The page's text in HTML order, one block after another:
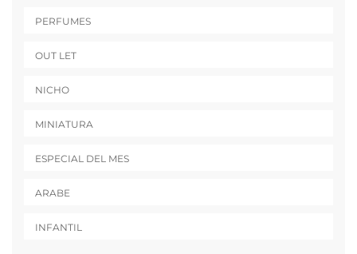
PERFUMES
OUT LET
NICHO
MINIATURA
ESPECIAL DEL MES
ARABE
INFANTIL